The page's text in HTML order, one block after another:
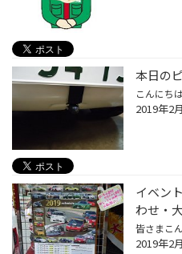
本日の
2019年2
イベン
わせ・
2019年2